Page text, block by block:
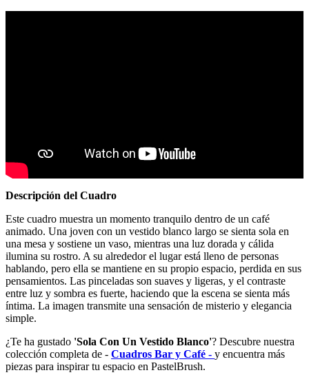
Descripción del Cuadro
Este cuadro muestra un momento tranquilo dentro de un café
animado. Una joven con un vestido blanco largo se sienta sola en
una mesa y sostiene un vaso, mientras una luz dorada y cálida
ilumina su rostro. A su alrededor el lugar está lleno de personas
hablando, pero ella se mantiene en su propio espacio, perdida en sus
pensamientos. Las pinceladas son suaves y ligeras, y el contraste
entre luz y sombra es fuerte, haciendo que la escena se sienta más
íntima. La imagen transmite una sensación de misterio y elegancia
simple.
¿Te ha gustado 'Sola Con Un Vestido Blanco'? Descubre nuestra
colección completa de - Cuadros Bar y Café - y encuentra más
piezas para inspirar tu espacio en PastelBrush.